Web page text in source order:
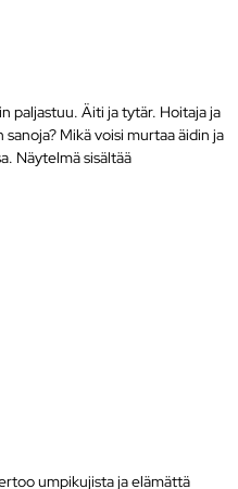
paljastuu. Äiti ja tytär. Hoitaja ja
Mikä voisi murtaa äidin ja
Näytelmä sisältää
umpikujista ja elämättä